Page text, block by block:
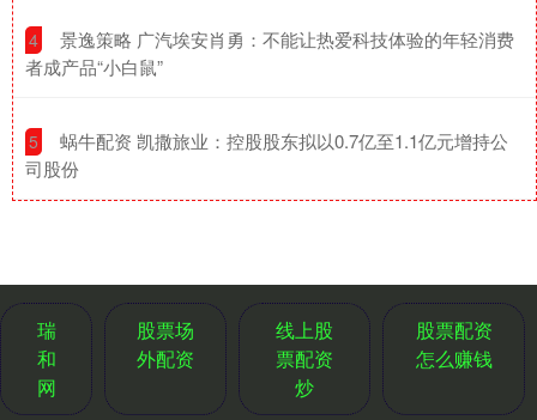
4
​景逸策略 广汽埃安肖勇：不能让热爱科技体验的年轻消费
者成产品“小白鼠”
5
​蜗牛配资 凯撒旅业：控股股东拟以0.7亿至1.1亿元增持公
司股份
瑞
和
网
股票场
外配资
线上股
票配资
炒
股票配资
怎么赚钱